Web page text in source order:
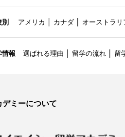
別 アメリカ カナダ オーストラリ
情報 選ばれる理由 留学の流れ 留
ミーについて